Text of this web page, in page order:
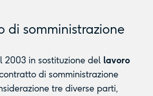
di somministrazione
2003 in sostituzione del lavoro
di somministrazione
tre diverse parti,